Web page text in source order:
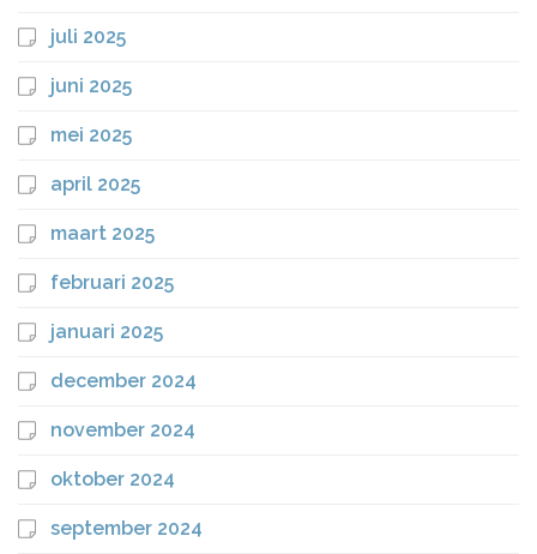
juli 2025
juni 2025
mei 2025
april 2025
maart 2025
februari 2025
januari 2025
december 2024
november 2024
oktober 2024
september 2024